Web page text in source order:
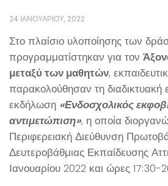
24 ΙΑΝΟΥΑΡΊΟΥ, 2022
Στο πλαίσιο υλοποίησης των
προγραμματίστηκαν για τον
μεταξύ των μαθητών,
παρακολούθησαν τη διαδικτυακή
εκδήλωση «Ενδοσχολικός
αντιμετώπιση», η οποία
Περιφερειακή Διεύθυνση
Δευτεροβάθμιας Εκπαίδευσης
Ιανουαρίου 2022 και ώρες 17:30-